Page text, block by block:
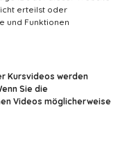
erteilst oder
und Funktionen
Kursvideos werden
Sie die
Videos möglicherweise